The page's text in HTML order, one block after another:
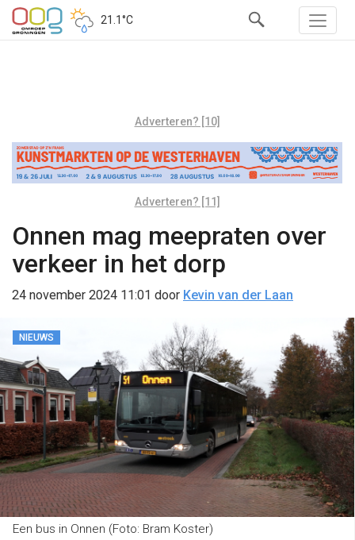
21.1°C
Adverteren? [10]
Adverteren? [11]
Onnen mag meepraten over
verkeer in het dorp
24 november 2024 11:01 door Kevin van der Laan
NIEUWS
Een bus in Onnen (Foto: Bram Koster)